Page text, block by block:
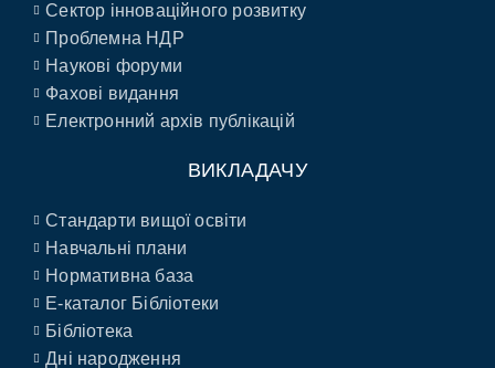
Сектор інноваційного розвитку
Проблемна НДР
Наукові форуми
Фахові видання
Електронний архів публікацій
ВИКЛАДАЧУ
Стандарти вищої освіти
Навчальні плани
Нормативна база
E-каталог Бібліотеки
Бібліотека
Дні народження